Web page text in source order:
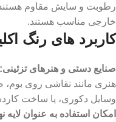
رطوبت و سایش مقاوم هستند
خارجی مناسب هستند.
کاربرد های رنگ
صنایع دستی و هنرهای تزئینی:
هنری مانند نقاشی روی بوم،
وسایل دکوری، یا ساخت
امکان استفاده به عنوان لایه